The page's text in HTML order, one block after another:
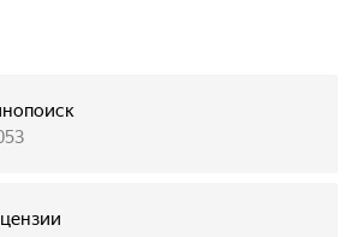
из подшефного класса. С отцом-
рыбалку. Когда начинается Великая